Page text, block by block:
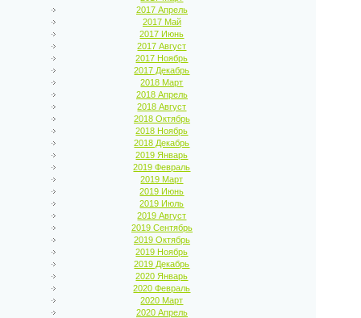
2017 Апрель
2017 Май
2017 Июнь
2017 Август
2017 Ноябрь
2017 Декабрь
2018 Март
2018 Апрель
2018 Август
2018 Октябрь
2018 Ноябрь
2018 Декабрь
2019 Январь
2019 Февраль
2019 Март
2019 Июнь
2019 Июль
2019 Август
2019 Сентябрь
2019 Октябрь
2019 Ноябрь
2019 Декабрь
2020 Январь
2020 Февраль
2020 Март
2020 Апрель